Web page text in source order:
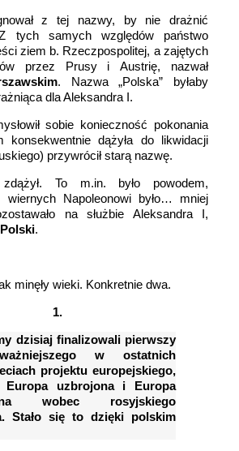
z tej nazwy, by nie drażnić
tych samych względów państwo
ziem b. Rzeczpospolitej, a zajętych
przez Prusy i Austrię, nazwał
. Nazwa „Polska” byłaby
dla Aleksandra I.
sobie konieczność pokonania
konsekwentnie dążyła do likwidacji
przywróciłstarą nazwę.
To m.in. było powodem,
wiernych Napoleonowi było… mniej
na służbie Aleksandra I,
.
minęły wieki. Konkretnie dwa.
1.
dzisiaj finalizowali pierwszy
w ostatnich
projektu europejskiego,
Europa uzbrojona i Europa
wobec rosyjskiego
Stało się to dzięki polskim